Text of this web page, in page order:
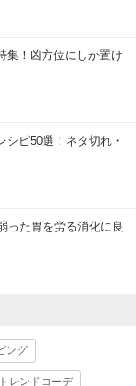
集！凶方位にしか置け
ピ50選！ネタ切れ・
った胃を労る消化に良
ング
トレンドコーデ